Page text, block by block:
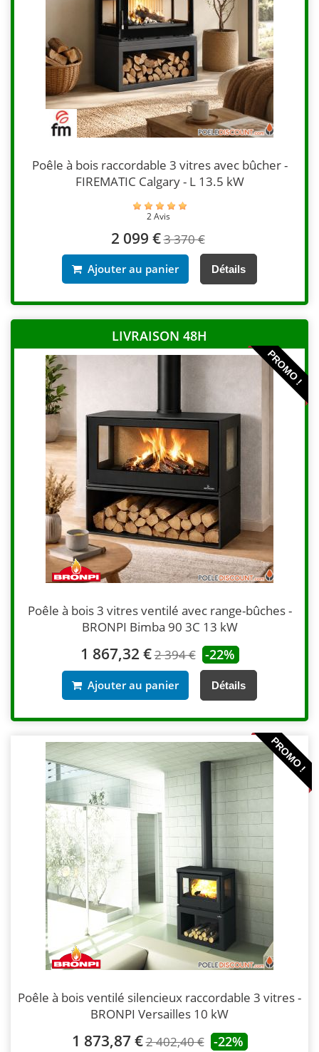
Poêle à bois raccordable 3 vitres avec bûcher -
FIREMATIC Calgary - L 13.5 kW
2 Avis
2 099 €3 370 €
Ajouter au panier Détails
LIVRAISON 48H
PROMO !
Poêle à bois 3 vitres ventilé avec range-bûches -
BRONPI Bimba 90 3C 13 kW
1 867,32 €2 394 € -22%
Ajouter au panier Détails
PROMO !
Poêle à bois ventilé silencieux raccordable 3 vitres -
BRONPI Versailles 10 kW
1 873,87 €2 402,40 € -22%